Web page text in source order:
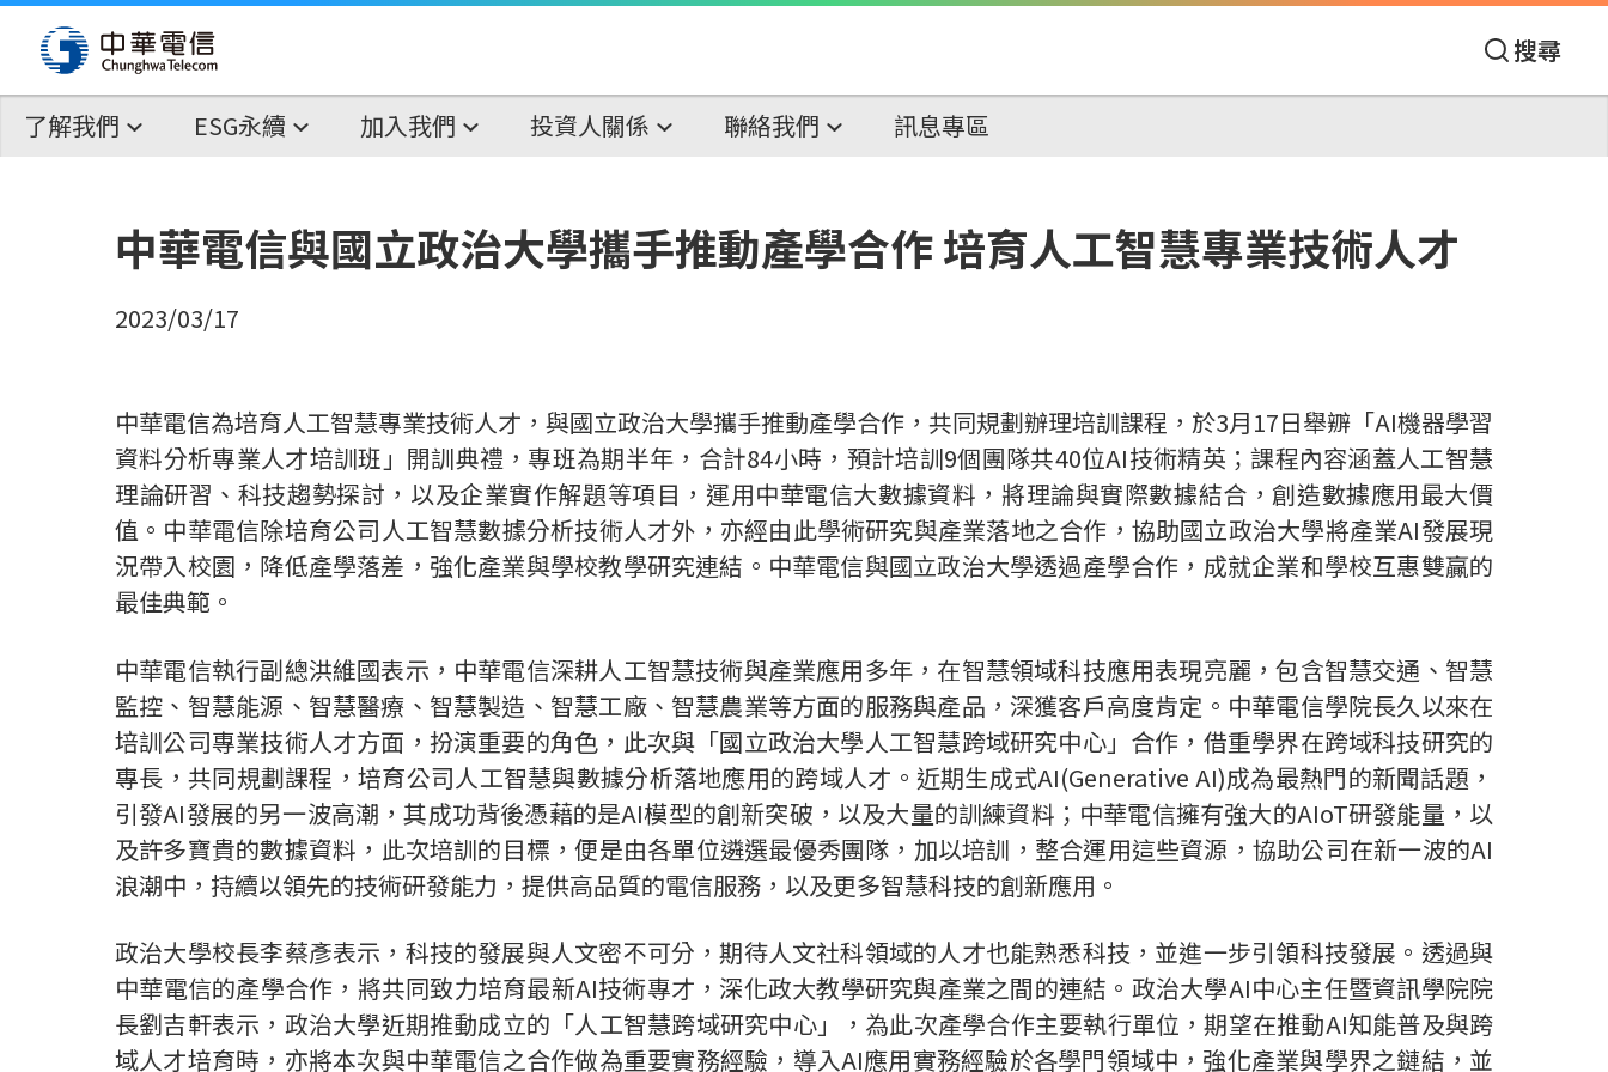
搜尋
了解我們 ESG永續 加入我們 投資人關係 聯絡我們 訊息專區
中華電信與國立政治大學攜手推動產學合作 培育人工智慧專業技術人才
2023/03/17
中華電信為培育人工智慧專業技術人才，與國立政治大學攜手推動產學合作，共同規劃辦理培訓課程，於3月17日舉辧「AI機器學習
資料分析專業人才培訓班」開訓典禮，專班為期半年，合計84小時，預計培訓9個團隊共40位AI技術精英；課程內容涵蓋人工智慧
理論研習、科技趨勢探討，以及企業實作解題等項目，運用中華電信大數據資料，將理論與實際數據結合，創造數據應用最大價
值。中華電信除培育公司人工智慧數據分析技術人才外，亦經由此學術研究與產業落地之合作，協助國立政治大學將產業AI發展現
況帶入校園，降低產學落差，強化產業與學校教學研究連結。中華電信與國立政治大學透過產學合作，成就企業和學校互惠雙贏的
最佳典範。
中華電信執行副總洪維國表示，中華電信深耕人工智慧技術與產業應用多年，在智慧領域科技應用表現亮麗，包含智慧交通、智慧
監控、智慧能源、智慧醫療、智慧製造、智慧工廠、智慧農業等方面的服務與產品，深獲客戶高度肯定。中華電信學院長久以來在
培訓公司專業技術人才方面，扮演重要的角色，此次與「國立政治大學人工智慧跨域研究中心」合作，借重學界在跨域科技研究的
專長，共同規劃課程，培育公司人工智慧與數據分析落地應用的跨域人才。近期生成式AI(Generative AI)成為最熱門的新聞話題，
引發AI發展的另一波高潮，其成功背後憑藉的是AI模型的創新突破，以及大量的訓練資料；中華電信擁有強大的AIoT研發能量，以
及許多寶貴的數據資料，此次培訓的目標，便是由各單位遴選最優秀團隊，加以培訓，整合運用這些資源，協助公司在新一波的AI
浪潮中，持續以領先的技術研發能力，提供高品質的電信服務，以及更多智慧科技的創新應用。
政治大學校長李蔡彥表示，科技的發展與人文密不可分，期待人文社科領域的人才也能熟悉科技，並進一步引領科技發展。透過與
中華電信的產學合作，將共同致力培育最新AI技術專才，深化政大教學研究與產業之間的連結。政治大學AI中心主任暨資訊學院院
長劉吉軒表示，政治大學近期推動成立的「人工智慧跨域研究中心」，為此次產學合作主要執行單位，期望在推動AI知能普及與跨
域人才培育時，亦將本次與中華電信之合作做為重要實務經驗，導入AI應用實務經驗於各學門領域中，強化產業與學界之鏈結，並